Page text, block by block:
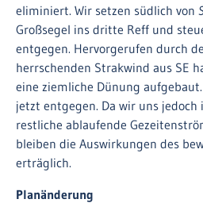
eliminiert. Wir setzen südlich von
Großsegel ins dritte Reff und
entgegen. Hervorgerufen durch
herrschenden Strakwind aus SE
eine ziemliche Dünung
jetzt entgegen. Da wir uns
restliche ablaufende
bleiben die Auswirkungen des
erträglich.
Planänderung